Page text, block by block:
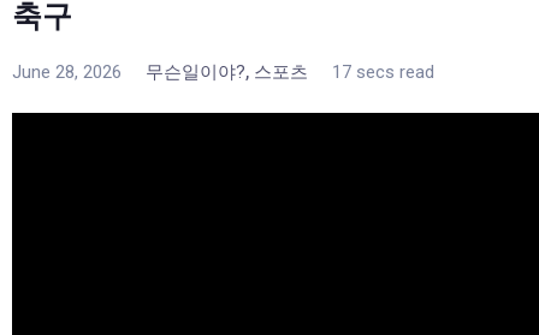
축구
June 28, 2026 무슨일이야?, 스포츠 17 secs read